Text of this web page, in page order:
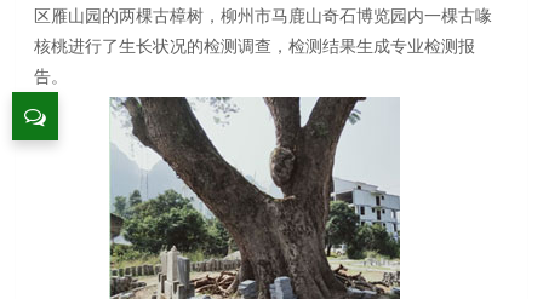
区雁山园的两棵古樟树，柳州市马鹿山奇石博览园内一棵古喙
核桃进行了生长状况的检测调查，检测结果生成专业检测报
告。